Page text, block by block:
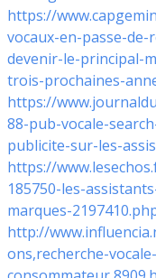
https://
vocaux-en-passe-
devenir-le-principal-
trois-prochaines-
https://
88-pub-vocale-
publicite-sur-les-
https://
185750-les-
marques-
http://
ons,recherche-